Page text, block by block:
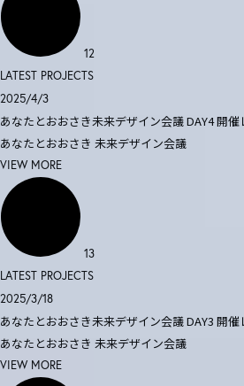
12
LATEST PROJECTS
2025/4/3
あなたとおおさき未来デザイン会議 DAY4 開催
あなたとおおさき 未来デザイン会議
VIEW MORE
13
LATEST PROJECTS
2025/3/18
あなたとおおさき未来デザイン会議 DAY3 開
あなたとおおさき 未来デザイン会議
VIEW MORE